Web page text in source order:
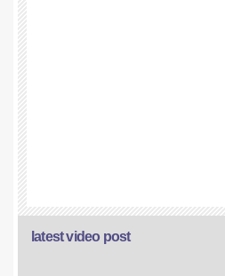
latest video post